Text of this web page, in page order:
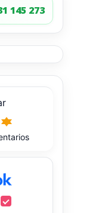
145 273